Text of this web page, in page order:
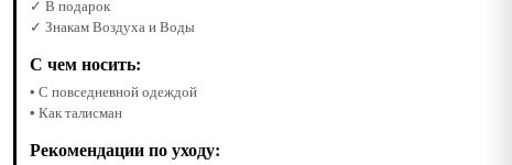
✓ В подарок
✓ Знакам Воздуха и Воды
С чем носить:
• С повседневной одеждой
• Как талисман
Рекомендации по уходу: